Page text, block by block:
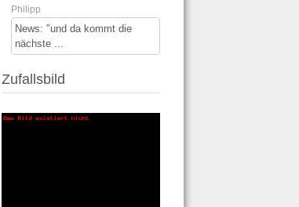
Philipp
News: "und da kommt die
nächste ...
Zufallsbild